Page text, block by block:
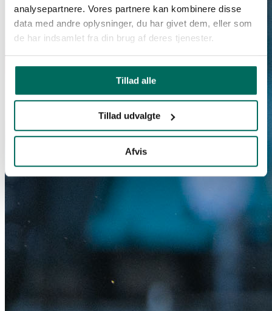
analysepartnere. Vores partnere kan kombinere disse
data med andre oplysninger, du har givet dem, eller som
de har indsamlet fra din brug af deres tjenester.
Tillad alle
Tillad udvalgte
Afvis